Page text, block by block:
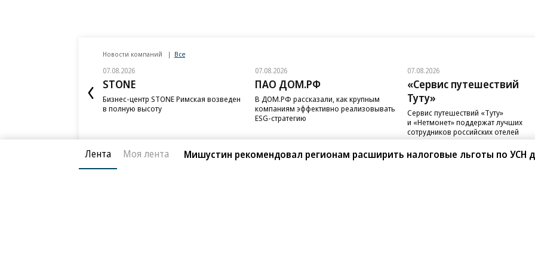
Новости компаний Все
07.08.2026
STONE
Бизнес-центр STONE Римская возведен
в полную высоту
07.08.2026
ПАО ДОМ.РФ
В ДОМ.РФ рассказали, как крупным
компаниям эффективно реализовывать
ESG-стратегию
07.08.2026
«Сервис путешествий
Туту»
Сервис путешествий «Туту»
и «Нетмонет» поддержат лучших
сотрудников российских отелей
Лента Моя лента Мишустин рекомендовал регионам расширить налоговые льготы по УСН